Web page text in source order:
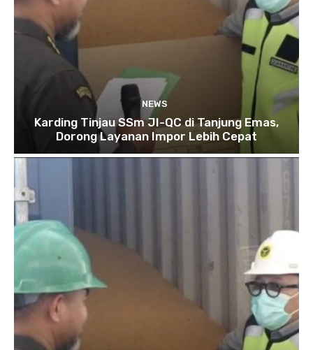
NEWS
Karding Tinjau SSm JI-QC di Tanjung Emas,
Dorong Layanan Impor Lebih Cepat